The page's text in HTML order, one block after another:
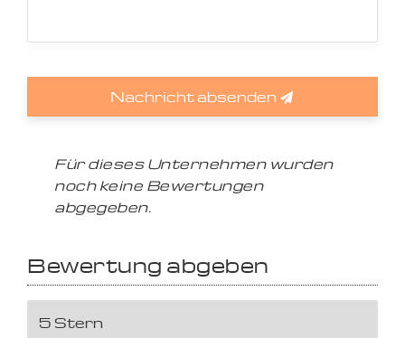
Nachricht absenden
Für dieses Unternehmen wurden
noch keine Bewertungen
abgegeben.
Bewertung abgeben